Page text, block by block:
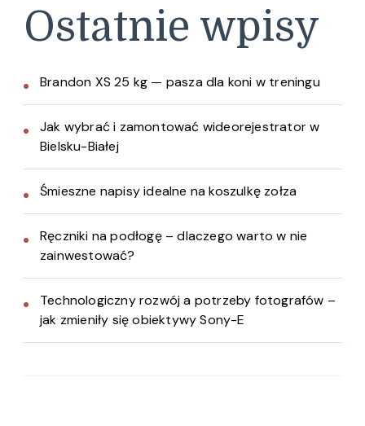
Ostatnie wpisy
Brandon XS 25 kg — pasza dla koni w treningu
Jak wybrać i zamontować wideorejestrator w
Bielsku-Białej
Śmieszne napisy idealne na koszulkę zołza
Ręczniki na podłogę – dlaczego warto w nie
zainwestować?
Technologiczny rozwój a potrzeby fotografów –
jak zmieniły się obiektywy Sony-E